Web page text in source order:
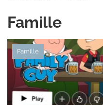
Famille
Famille